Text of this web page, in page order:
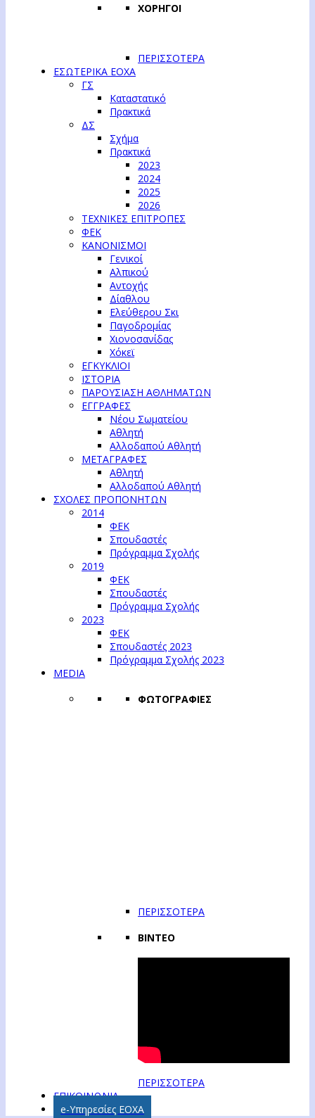
ΧΟΡΗΓΟΙ
ΠΕΡΙΣΣΟΤΕΡΑ
ΕΣΩΤΕΡΙΚΑ ΕΟΧΑ
ΓΣ
Καταστατικό
Πρακτικά
ΔΣ
Σχήμα
Πρακτικά
2023
2024
2025
2026
ΤΕΧΝΙΚΕΣ ΕΠΙΤΡΟΠΕΣ
ΦΕΚ
ΚΑΝΟΝΙΣΜΟΙ
Γενικοί
Αλπικού
Αντοχής
Δίαθλου
Ελεύθερου Σκι
Παγοδρομίας
Χιονοσανίδας
Χόκεϊ
ΕΓΚΥΚΛΙΟΙ
ΙΣΤΟΡΙΑ
ΠΑΡΟΥΣΙΑΣΗ ΑΘΛΗΜΑΤΩΝ
ΕΓΓΡΑΦΕΣ
Νέου Σωματείου
Αθλητή
Αλλοδαπού Αθλητή
ΜΕΤΑΓΡΑΦΕΣ
Αθλητή
Αλλοδαπού Αθλητή
ΣΧΟΛΕΣ ΠΡΟΠΟΝΗΤΩΝ
2014
ΦΕΚ
Σπουδαστές
Πρόγραμμα Σχολής
2019
ΦΕΚ
Σπουδαστές
Πρόγραμμα Σχολής
2023
ΦΕΚ
Σπουδαστές 2023
Πρόγραμμα Σχολής 2023
MEDIA
ΦΩΤΟΓΡΑΦΙΕΣ
ΠΕΡΙΣΣΟΤΕΡΑ
ΒΙΝΤΕΟ
ΠΕΡΙΣΣΟΤΕΡΑ
ΕΠΙΚΟΙΝΩΝΙΑ
e-Υπηρεσίες ΕΟΧΑ